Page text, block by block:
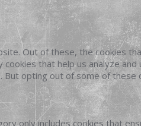
Out of these, the cookies
that help us analyze
opting out of some of these
only includes cookies that